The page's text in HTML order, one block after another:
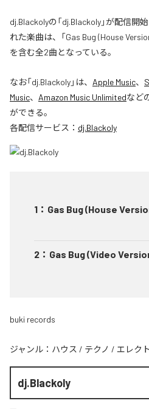
dj.Blackolyの「dj.Blackoly」が配信
れた楽曲は、「Gas Bug (House
を含む全2曲となっている。
なお「dj.Blackoly」は、 Apple Music、
Music、 Amazon Music Unlimitedなど
ができる。
各配信サービス： dj.Blackoly
1 ： Gas Bug (House
2 ： Gas Bug (Video
buki records
ジャンル： ハウス / テクノ / エレク
dj.Blackoly